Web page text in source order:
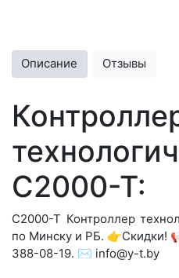
Описание Отзывы
С2000-Т:
С2000-Т Контроллер
по Минску и РБ. 👉Скидки!
388-08-19. ✉️ info@y-t.by